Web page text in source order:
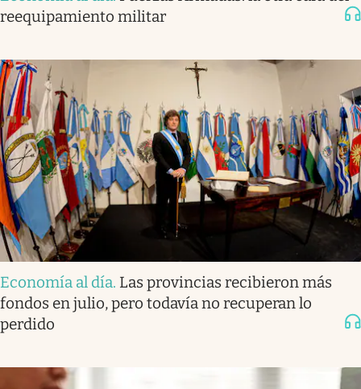
reequipamiento militar
Economía al día. Las provincias recibieron más
fondos en julio, pero todavía no recuperan lo
perdido